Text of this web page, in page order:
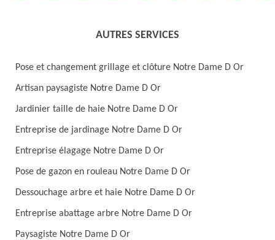
AUTRES SERVICES
Pose et changement grillage et clôture Notre Dame D Or
Artisan paysagiste Notre Dame D Or
Jardinier taille de haie Notre Dame D Or
Entreprise de jardinage Notre Dame D Or
Entreprise élagage Notre Dame D Or
Pose de gazon en rouleau Notre Dame D Or
Dessouchage arbre et haie Notre Dame D Or
Entreprise abattage arbre Notre Dame D Or
Paysagiste Notre Dame D Or